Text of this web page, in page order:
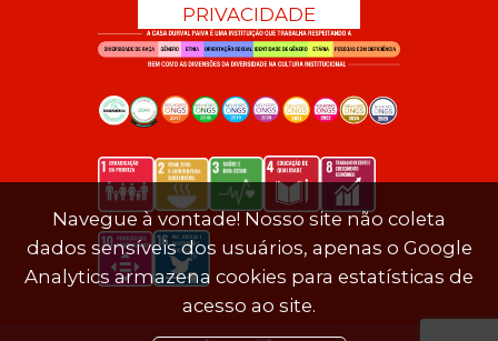
PRIVACIDADE
Navegue à vontade! Nosso site não coleta
dados sensíveis dos usuários, apenas o Google
Analytics armazena cookies para estatísticas de
acesso ao site.